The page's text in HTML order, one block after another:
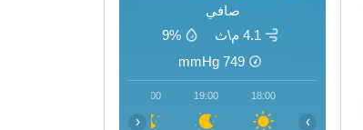
صافي
4.1 م\ث
9%
749
mmHg
18:00
19:00
20:00
‹ ›